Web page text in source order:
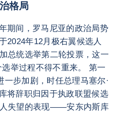
格局
期间，罗马尼亚的政治局势
2024年12月极右翼候选人
总统选举第二轮投票，这一
举过程不得不重来。 第一
步加剧，时任总理马塞尔·
将辞职归因于执政联盟候选
人失望的表现——安东内斯库